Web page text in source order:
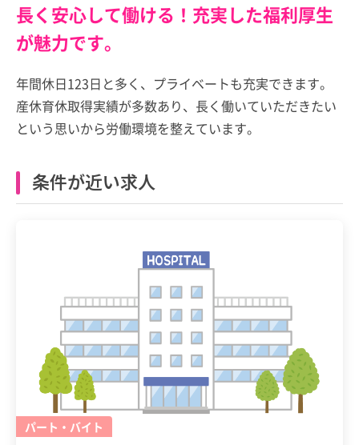
長く安心して働ける！充実した福利厚生
が魅力です。
年間休日123日と多く、プライベートも充実できます。
産休育休取得実績が多数あり、長く働いていただきたい
という思いから労働環境を整えています。
条件が近い求人
パート・バイト